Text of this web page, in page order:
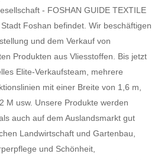
- FOSHAN GUIDE TEXTILE
Foshan befindet. Wir beschäftigen
und dem Verkauf von
Produkten aus Vliesstoffen. Bis jetzt
Elite-Verkaufsteam, mehrere
mit einer Breite von 1,6 m,
M usw. Unsere Produkte werden
auch auf dem Auslandsmarkt gut
Landwirtschaft und Gartenbau,
und Schönheit,